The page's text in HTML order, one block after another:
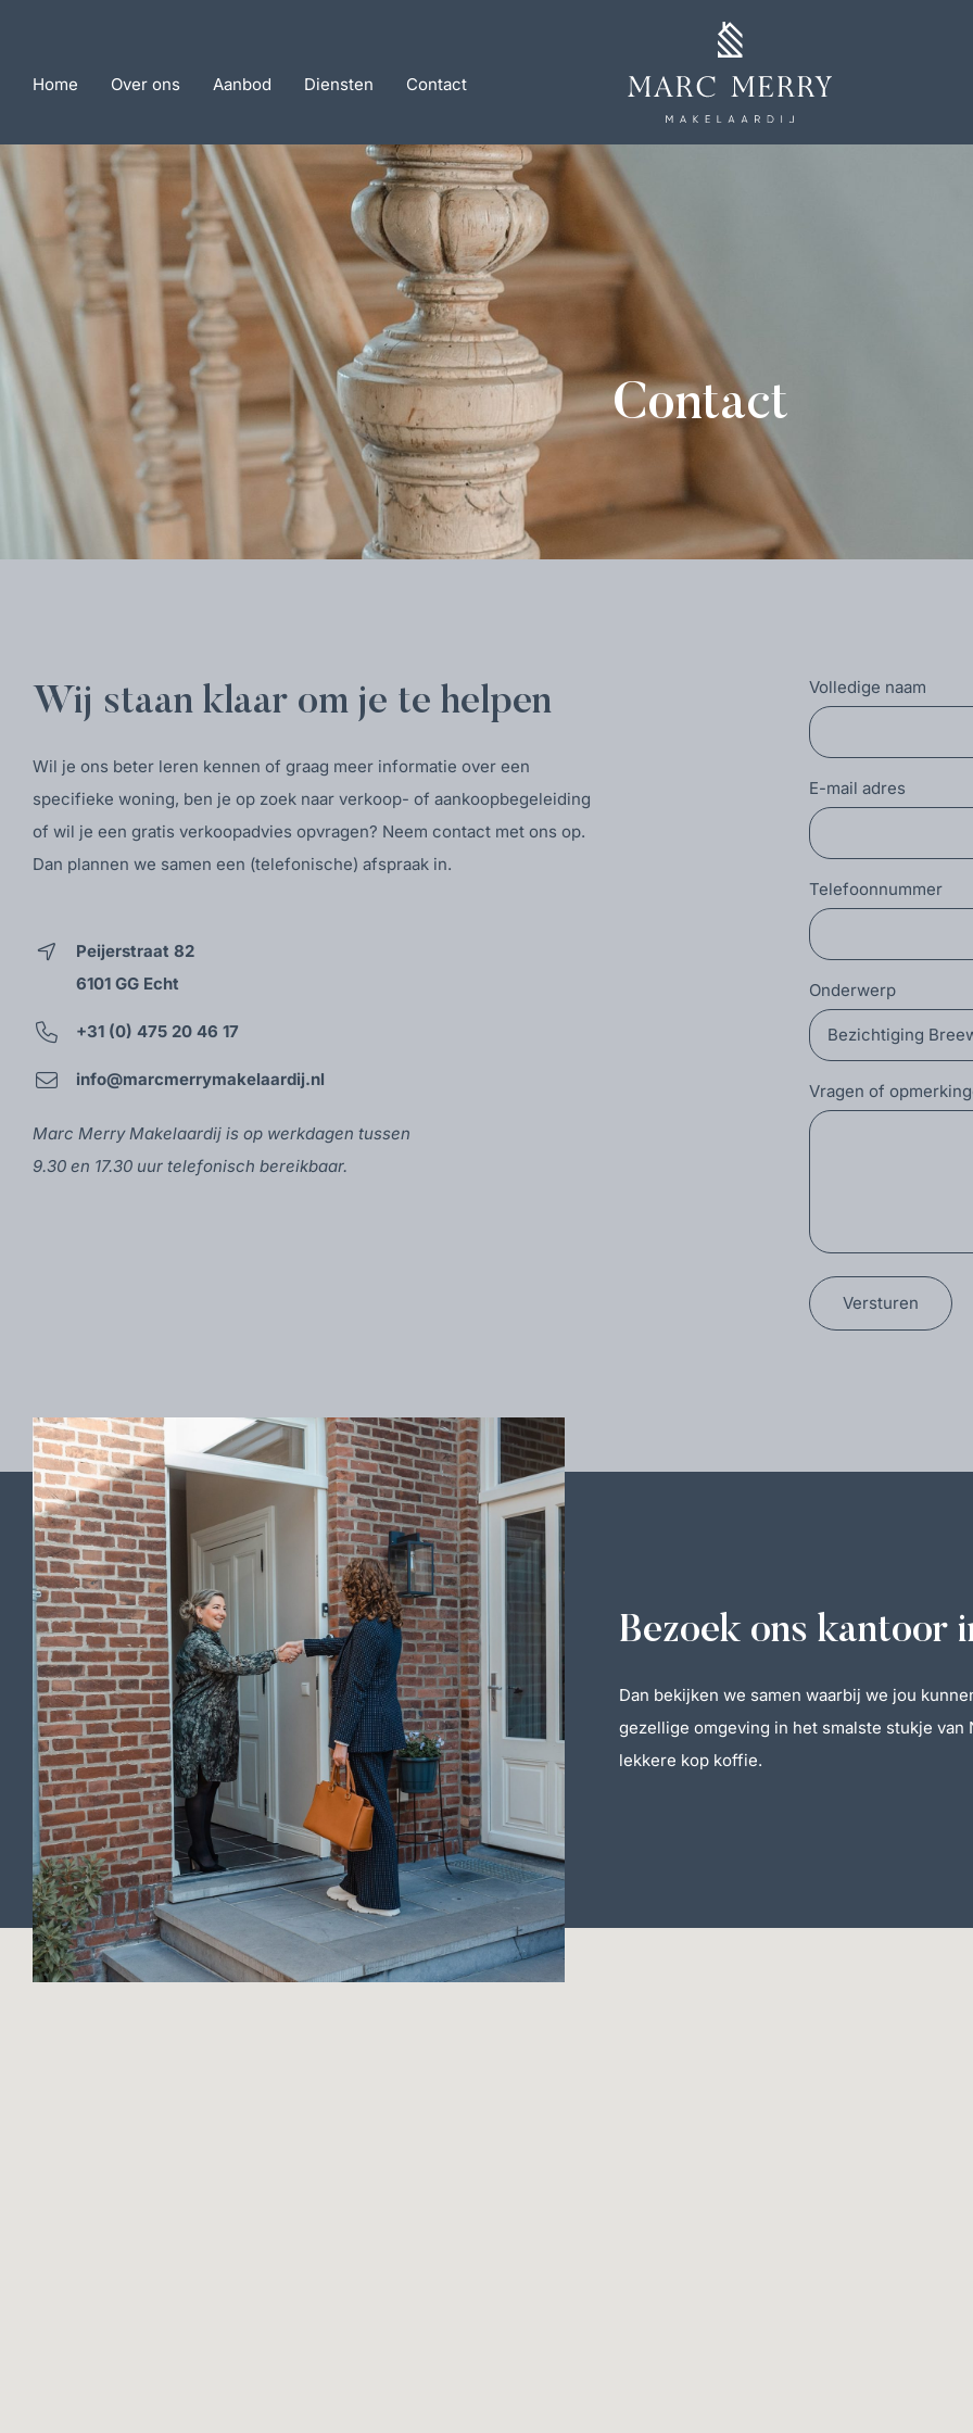
Home Over ons Aanbod Diensten Contact
Contact
Wij staan klaar om je te helpen
Wil je ons beter leren kennen of graag meer informatie over een
specifieke woning, ben je op zoek naar verkoop- of aankoopbegeleiding
of wil je een gratis verkoopadvies opvragen? Neem contact met ons op.
Dan plannen we samen een (telefonische) afspraak in.
Peijerstraat 82
6101 GG Echt
+31 (0) 475 20 46 17
info@marcmerrymakelaardij.nl
Marc Merry Makelaardij is op werkdagen tussen
9.30 en 17.30 uur telefonisch bereikbaar.
Volledige naam
E-mail adres
Telefoonnummer
Onderwerp
Vragen of
Versturen
Bezoek ons kantoor
Dan bekijken we samen waarbij we jou
gezellige omgeving in het smalste stukje van
lekkere kop koffie.